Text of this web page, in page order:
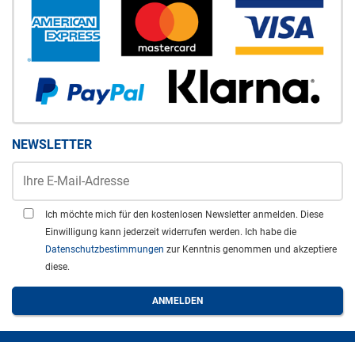
NEWSLETTER
Ich möchte mich für den kostenlosen Newsletter anmelden. Diese
Einwilligung kann jederzeit widerrufen werden. Ich habe die
Datenschutzbestimmungen zur Kenntnis genommen und akzeptiere
diese.